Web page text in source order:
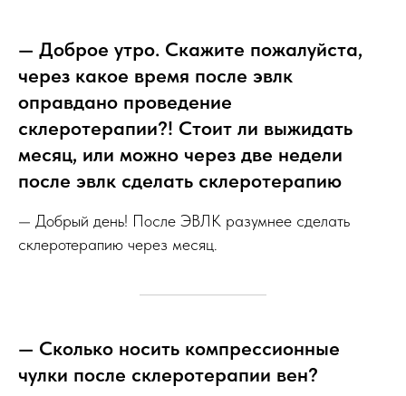
— Доброе утро. Скажите пожалуйста,
через какое время после эвлк
оправдано проведение
склеротерапии?! Стоит ли выжидать
месяц, или можно через две недели
после эвлк сделать склеротерапию
— Добрый день! После ЭВЛК разумнее сделать
склеротерапию через месяц.
— Сколько носить компрессионные
чулки после склеротерапии вен?